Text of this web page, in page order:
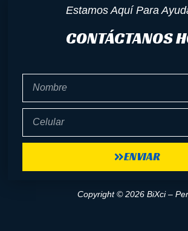
Estamos Aquí Para
CONTÁCTANOS
ENVIAR
Copyright © 2026 BiXci –